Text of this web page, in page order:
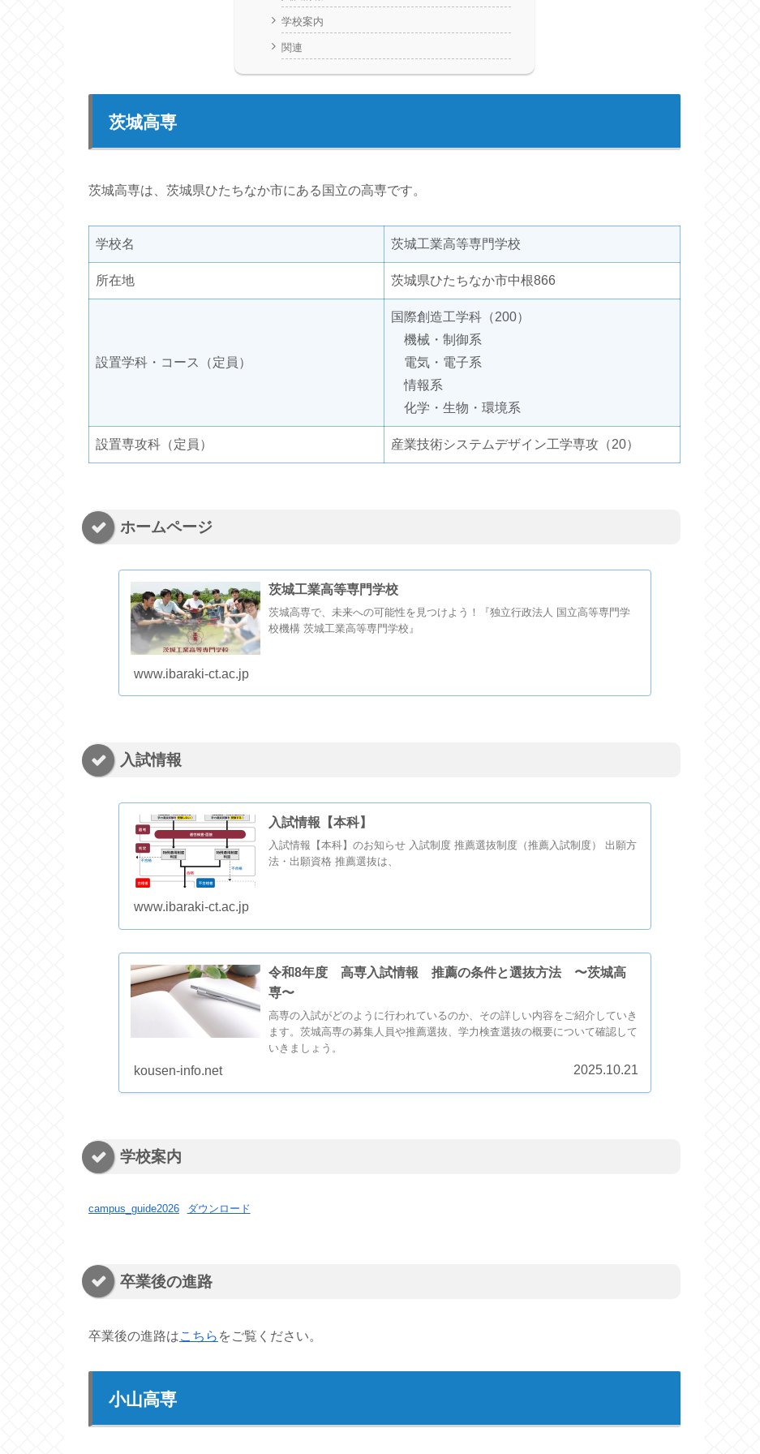
学校案内
関連
茨城高専
茨城高専は、茨城県ひたちなか市にある国立の高専です。
学校名 茨城工業高等専門学校
所在地 茨城県ひたちなか市中根866
設置学科・コース（定員）
国際創造工学科（200）
機械・制御系
電気・電子系
情報系
化学・生物・環境系
設置専攻科（定員） 産業技術システムデザイン工学専攻（20）
ホームページ
茨城工業高等専門学校
茨城高専で、未来への可能性を見つけよう！『独立行政法人 国立高等専門学
校機構 茨城工業高等専門学校』
www.ibaraki-ct.ac.jp
入試情報
入試情報【本科】
入試情報【本科】のお知らせ 入試制度 推薦選抜制度（推薦入試制度） 出願方
法・出願資格 推薦選抜は、
www.ibaraki-ct.ac.jp
令和8年度 高専入試情報 推薦の条件と選抜方法 〜茨城高
専〜
高専の入試がどのように行われているのか、その詳しい内容をご紹介していき
ます。茨城高専の募集人員や推薦選抜、学力検査選抜の概要について確認して
いきましょう。
kousen-info.net 2025.10.21
学校案内
campus_guide2026 ダウンロード
卒業後の進路
卒業後の進路はこちら をご覧ください。
小山高専